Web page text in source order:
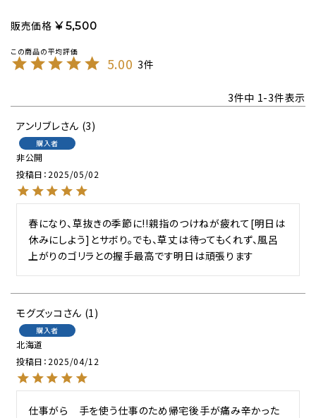
販売価格 ¥5,500
5.00 3
3件中 1-3件表示
アンリブレ
3
購入者
非公開
投稿日 2025/05/02
春になり、草抜きの季節に!!親指のつけねが疲れて[明日は
休みにしよう]とサボり。でも、草丈は待ってもくれず、風呂
上がりのゴリラとの握手最高です明日は頑張ります
モグズッコ 1
購入者
北海道
投稿日 2025/04/12
仕事がら　手を使う仕事のため帰宅後手が痛み辛かった